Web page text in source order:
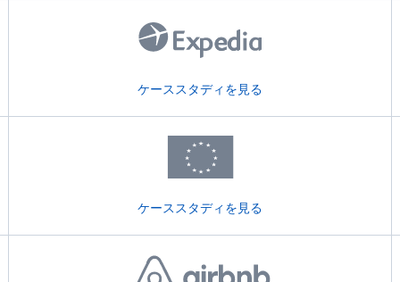
ケーススタディを見る
ケーススタディを見る